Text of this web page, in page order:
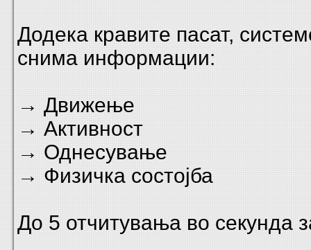
Додека кравите пасат,
снима информации:
→ Движење
→ Активност
→ Однесување
→ Физичка состојба
До 5 отчитувања во секунда